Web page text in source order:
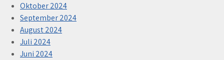
Oktober 2024
September 2024
August 2024
Juli 2024
Juni 2024